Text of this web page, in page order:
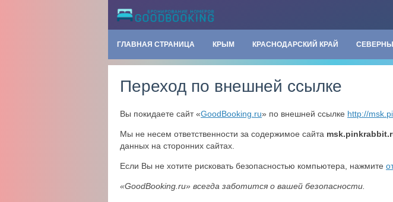
ГЛАВНАЯ СТРАНИЦА КРЫМ КРАСНОДАРСКИЙ КРАЙ
Переход по внешней ссылке
Вы покидаете сайт «GoodBooking.ru» по внешней ссылке http://
Мы не несем ответственности за содержимое сайта
данных на сторонних сайтах.
Если Вы не хотите рисковать безопасностью компьютера, нажмите
«GoodBooking.ru» всегда заботится о вашей безопасности.